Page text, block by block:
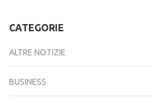
CATEGORIE
ALTRE NOTIZIE
BUSINESS